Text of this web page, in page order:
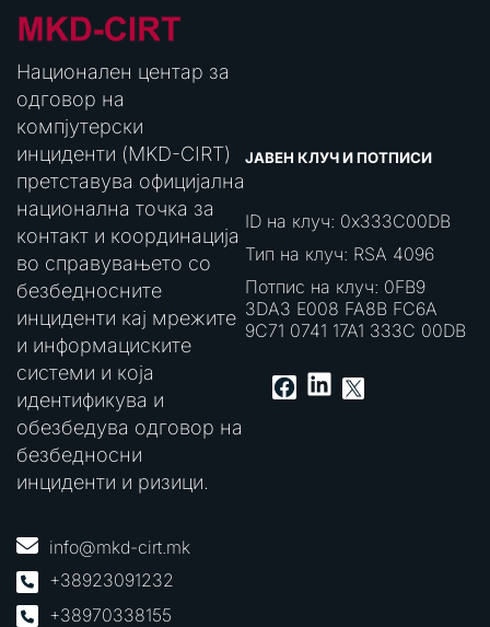
Национален центар за
одговор на
компјутерски
инциденти (MKD-CIRT)
претставува официјална
национална точка за
контакт и координација
во справувањето со
безбедносните
инциденти кај мрежите
и информациските
системи и која
идентификува и
обезбедува одговор на
безбедносни
инциденти и ризици.
info@mkd-cirt.mk
+38923091232
+38970338155
ЈАВЕН КЛУЧ И ПОТПИСИ
ID на клуч: 0x333C00DB
Тип на клуч: RSA 4096
Потпис на клуч: 0FB9
3DA3 E008 FA8B FC6A
9C71 0741 17A1 333C 00DB
Facebook
LinkedIn
X